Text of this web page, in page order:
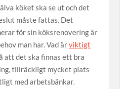
köket ska se ut och det
måste fattas. Det
för sin köksrenovering är
man har. Vad ärviktigt
att det ska finnas ett bra
tillräckligt mycket plats
med arbetsbänkar.